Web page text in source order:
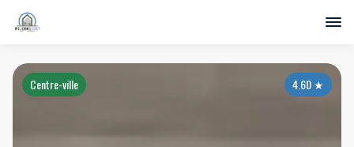
4.60★
Centre-ville